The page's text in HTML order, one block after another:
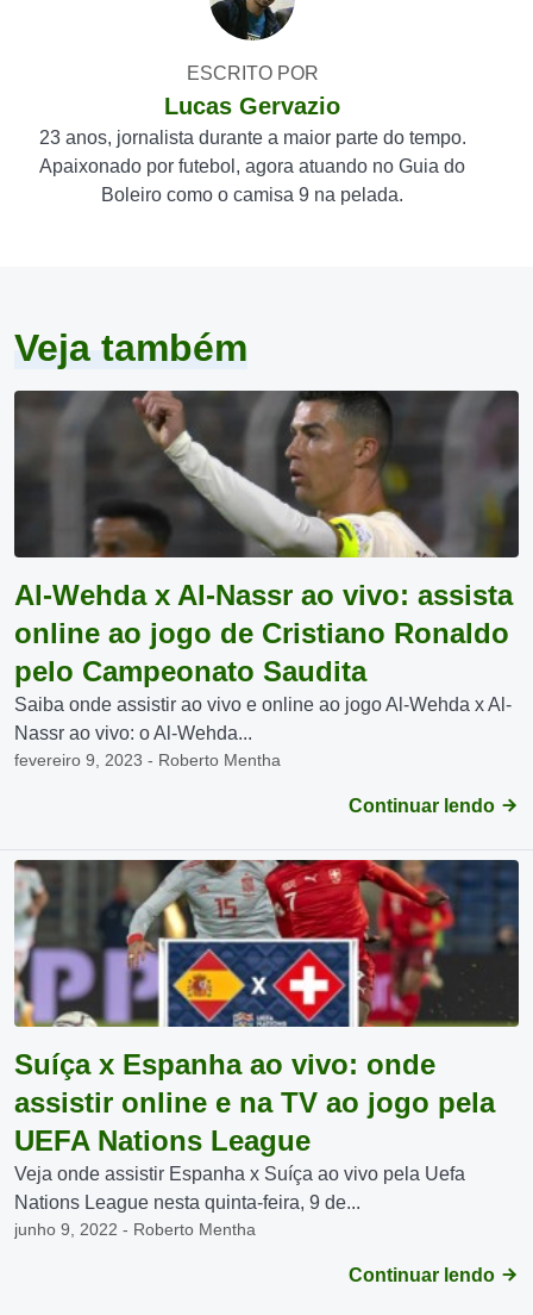
ESCRITO POR
Lucas Gervazio
23 anos, jornalista durante a maior parte do tempo.
Apaixonado por futebol, agora atuando no Guia do
Boleiro como o camisa 9 na pelada.
Veja também
Al-Wehda x Al-Nassr ao vivo: assista
online ao jogo de Cristiano Ronaldo
pelo Campeonato Saudita
Saiba onde assistir ao vivo e online ao jogo Al-Wehda x Al-
Nassr ao vivo: o Al-Wehda...
fevereiro 9, 2023 - Roberto Mentha
Continuar lendo
Suíça x Espanha ao vivo: onde
assistir online e na TV ao jogo pela
UEFA Nations League
Veja onde assistir Espanha x Suíça ao vivo pela Uefa
Nations League nesta quinta-feira, 9 de...
junho 9, 2022 - Roberto Mentha
Continuar lendo